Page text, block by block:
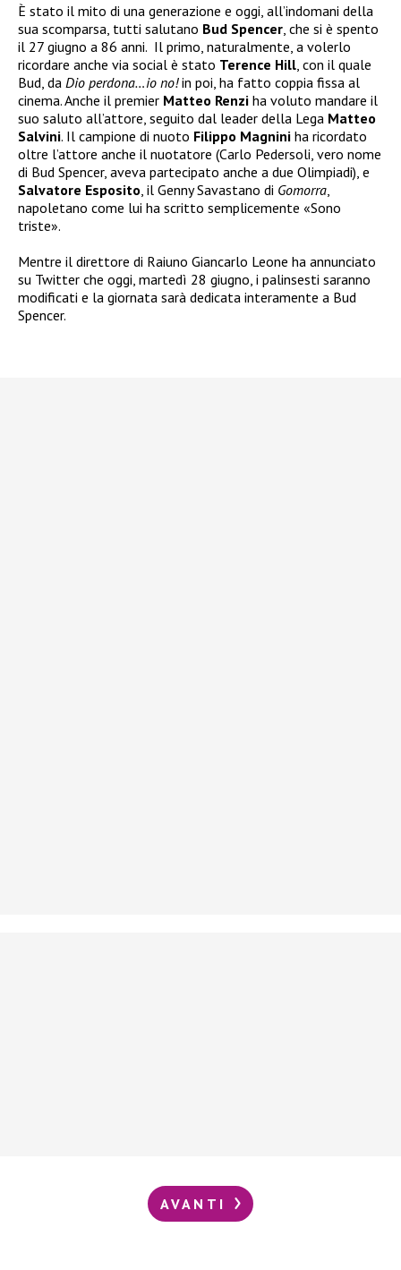
È stato il mito di una generazione e oggi, all’indomani della
sua scomparsa, tutti salutano Bud Spencer , che si è spento
il 27 giugno a 86 anni. Il primo, naturalmente, a volerlo
ricordare anche via social è stato Terence Hill , con il quale
Bud, da Dio perdona…io no!in poi, ha fatto coppia fissa al
cinema. Anche il premier Matteo Renzi ha voluto mandare il
suo saluto all’attore, seguito dal leader della Lega Matteo
Salvini. Il campione di nuoto Filippo Magnini ha ricordato
oltre l’attore anche il nuotatore (Carlo Pedersoli, vero nome
di Bud Spencer, aveva partecipato anche a due Olimpiadi), e
Salvatore Esposito , il Genny Savastano di Gomorra
napoletano come lui ha scritto semplicemente «Sono
triste».
Mentre il direttore di Raiuno Giancarlo Leone ha annunciato
su Twitter che oggi, martedì 28 giugno, i palinsesti saranno
modificati e la giornata sarà dedicata interamente a Bud
Spencer.
AVANTI